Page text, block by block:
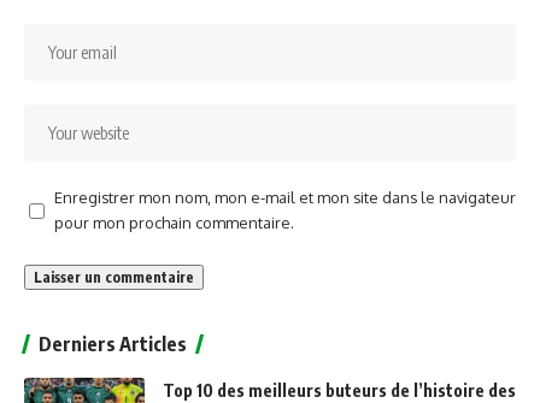
Enregistrer mon nom, mon e-mail et mon site dans le navigateur
pour mon prochain commentaire.
Derniers Articles
Top 10 des meilleurs buteurs de l’histoire des